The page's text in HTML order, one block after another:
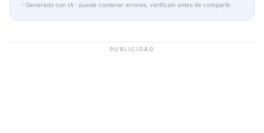
✨ Generado con IA · puede contener errores, verifícalo antes de compartir.
PUBLICIDAD